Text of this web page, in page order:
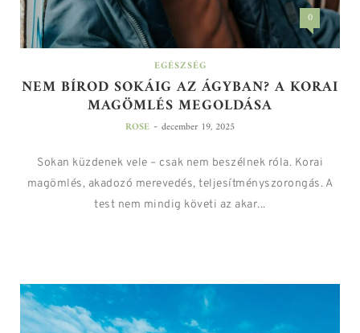
0
EGÉSZSÉG
NEM BÍROD SOKÁIG AZ ÁGYBAN? A KORAI
MAGÖMLÉS MEGOLDÁSA
ROSE - december 19, 2025
Sokan küzdenek vele – csak nem beszélnek róla. Korai
magömlés, akadozó merevedés, teljesítményszorongás. A
test nem mindig követi az akar...